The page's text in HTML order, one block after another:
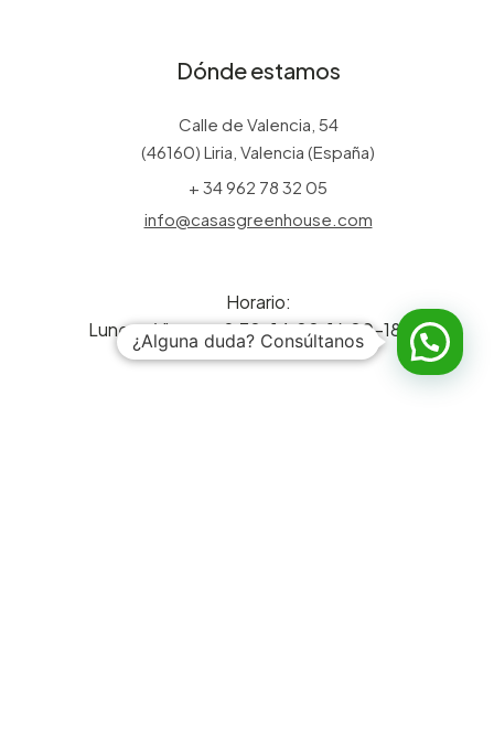
Dónde estamos
Calle de Valencia, 54
(46160) Liria, Valencia (España)
+ 34 962 78 32 05
info@casasgreenhouse.com
Horario:
Lunes a Viernes: 9:30-14:00, 16:00-18:30
¿Alguna duda? Consúltanos